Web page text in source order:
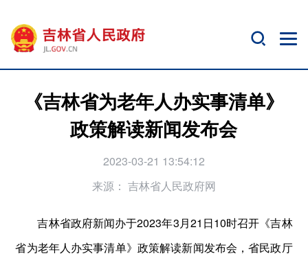
《吉林省为老年人办实事清单》
政策解读新闻发布会
2023-03-21 13:54:12
来源： 吉林省人民政府网
吉林省政府新闻办于2023年3月21日10时召开《吉林
省为老年人办实事清单》政策解读新闻发布会，省民政厅